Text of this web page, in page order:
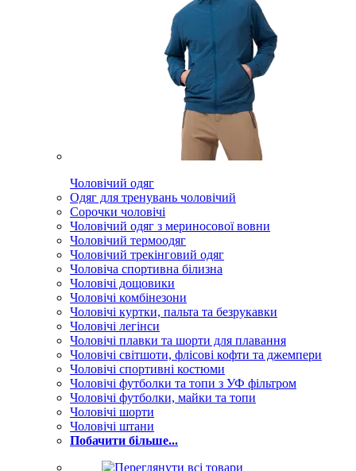
Чоловічий одяг
Одяг для тренувань чоловічий
Сорочки чоловічі
Чоловічий одяг з мериносової вовни
Чоловічий термоодяг
Чоловічий трекінговий одяг
Чоловіча спортивна білизна
Чоловічі дощовики
Чоловічі комбінезони
Чоловічі куртки, пальта та безрукавки
Чоловічі легінси
Чоловічі плавки та шорти для плавання
Чоловічі світшоти, флісові кофти та джемпери
Чоловічі спортивні костюми
Чоловічі футболки та топи з УФ фільтром
Чоловічі футболки, майки та топи
Чоловічі шорти
Чоловічі штани
Побачити більше...